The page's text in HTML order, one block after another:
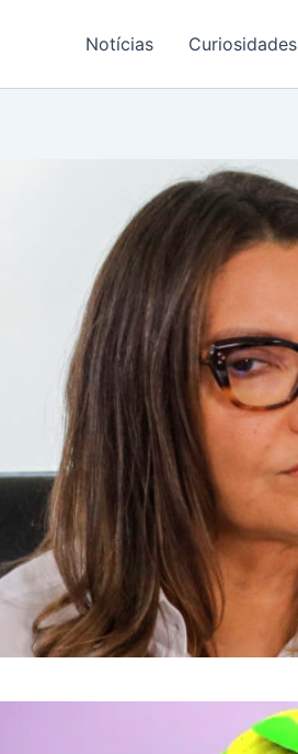
Notícias Curiosidades